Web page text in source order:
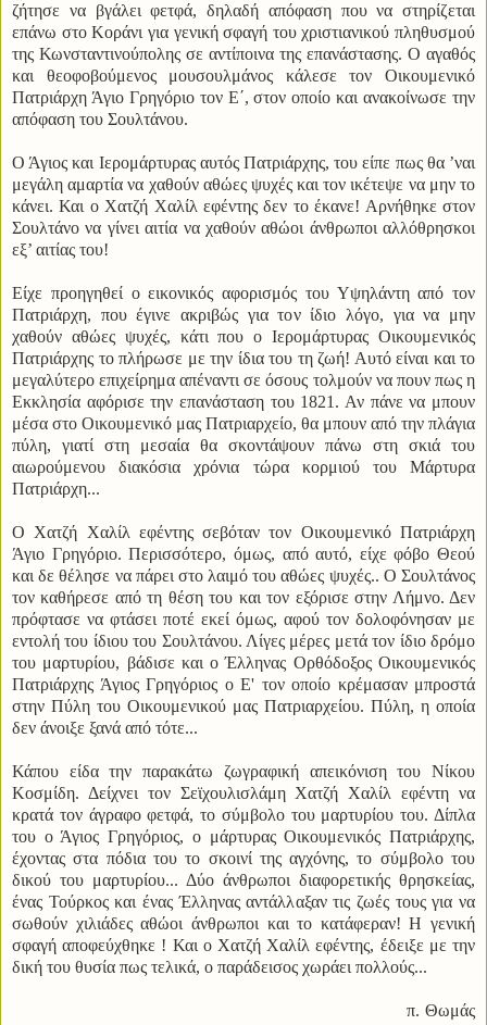
ζήτησε να βγάλει φετφά, δηλαδή απόφαση που να στηρίζεται
επάνω στο Κοράνι για γενική σφαγή του χριστιανικού πληθυσμού
της Κωνσταντινούπολης σε αντίποινα της επανάστασης. Ο αγαθός
και θεοφοβούμενος μουσουλμάνος κάλεσε τον Οικουμενικό
Πατριάρχη Άγιο Γρηγόριο τον Ε΄, στον οποίο και ανακοίνωσε την
απόφαση του Σουλτάνου.
Ο Άγιος και Ιερομάρτυρας αυτός Πατριάρχης, του είπε πως θα ’ναι
μεγάλη αμαρτία να χαθούν αθώες ψυχές και τον ικέτεψε να μην το
κάνει. Και ο Χατζή Χαλίλ εφέντης δεν το έκανε! Αρνήθηκε στον
Σουλτάνο να γίνει αιτία να χαθούν αθώοι άνθρωποι αλλόθρησκοι
εξ’ αιτίας του!
Είχε προηγηθεί ο εικονικός αφορισμός του Υψηλάντη από τον
Πατριάρχη, που έγινε ακριβώς για τον ίδιο λόγο, για να μην
χαθούν αθώες ψυχές, κάτι που ο Ιερομάρτυρας Οικουμενικός
Πατριάρχης το πλήρωσε με την ίδια του τη ζωή! Αυτό είναι και το
μεγαλύτερο επιχείρημα απέναντι σε όσους τολμούν να πουν πως η
Εκκλησία αφόρισε την επανάσταση του 1821. Αν πάνε να μπουν
μέσα στο Οικουμενικό μας Πατριαρχείο, θα μπουν από την πλάγια
πύλη, γιατί στη μεσαία θα σκοντάψουν πάνω στη σκιά του
αιωρούμενου διακόσια χρόνια τώρα κορμιού του Μάρτυρα
Πατριάρχη...
Ο Χατζή Χαλίλ εφέντης σεβόταν τον Οικουμενικό Πατριάρχη
Άγιο Γρηγόριο. Περισσότερο, όμως, από αυτό, είχε φόβο Θεού
και δε θέλησε να πάρει στο λαιμό του αθώες ψυχές.. Ο Σουλτάνος
τον καθήρεσε από τη θέση του και τον εξόρισε στην Λήμνο. Δεν
πρόφτασε να φτάσει ποτέ εκεί όμως, αφού τον δολοφόνησαν με
εντολή του ίδιου του Σουλτάνου. Λίγες μέρες μετά τον ίδιο δρόμο
του μαρτυρίου, βάδισε και ο Έλληνας Ορθόδοξος Οικουμενικός
Πατριάρχης Άγιος Γρηγόριος ο Ε' τον οποίο κρέμασαν μπροστά
στην Πύλη του Οικουμενικού μας Πατριαρχείου. Πύλη, η οποία
δεν άνοιξε ξανά από τότε...
Κάπου είδα την παρακάτω ζωγραφική απεικόνιση του Νίκου
Κοσμίδη. Δείχνει τον Σεϊχουλισλάμη Χατζή Χαλίλ εφέντη να
κρατά τον άγραφο φετφά, το σύμβολο του μαρτυρίου του. Δίπλα
του ο Άγιος Γρηγόριος, ο μάρτυρας Οικουμενικός Πατριάρχης,
έχοντας στα πόδια του το σκοινί της αγχόνης, το σύμβολο του
δικού του μαρτυρίου... Δύο άνθρωποι διαφορετικής θρησκείας,
ένας Τούρκος και ένας Έλληνας αντάλλαξαν τις ζωές τους για να
σωθούν χιλιάδες αθώοι άνθρωποι και το κατάφεραν! Η γενική
σφαγή αποφεύχθηκε ! Και ο Χατζή Χαλίλ εφέντης, έδειξε με την
δική του θυσία πως τελικά, ο παράδεισος χωράει πολλούς...
π. Θωμάς